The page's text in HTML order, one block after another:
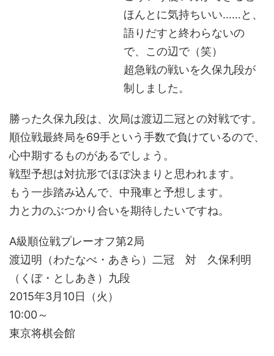
ほんとに気持ちいい……と、
語りだすと終わらないの
で、この辺で（笑）
超急戦の戦いを久保九段が
制しました。
勝った久保九段は、次局は渡辺二冠との対戦です。
順位戦最終局を69手という手数で負けているので、
心中期するものがあるでしょう。
戦型予想は対抗形でほぼ決まりと思われます。
もう一歩踏み込んで、中飛車と予想します。
力と力のぶつかり合いを期待したいですね。
A級順位戦プレーオフ第2局
渡辺明（わたなべ・あきら）二冠 対 久保利明
（くぼ・としあき）九段
2015年3月10日（火）
10:00～
東京将棋会館